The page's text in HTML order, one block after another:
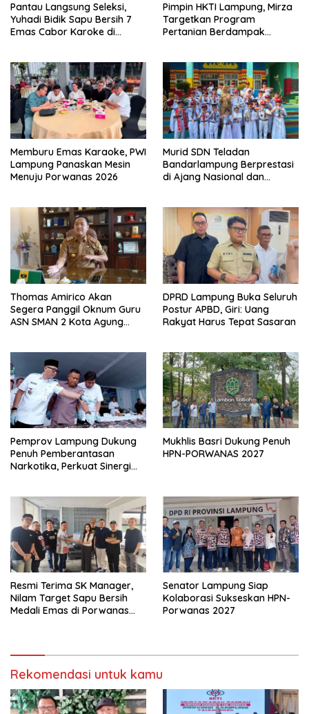
Pantau Langsung Seleksi,
Yuhadi Bidik Sapu Bersih 7
Emas Cabor Karoke di
Pimpin HKTI Lampung, Mirza
Targetkan Program
Pertanian Berdampak
Memburu Emas Karaoke, PWI
Lampung Panaskan Mesin
Menuju Porwanas 2026
Murid SDN Teladan
Bandarlampung Berprestasi
di Ajang Nasional dan
Thomas Amirico Akan
Segera Panggil Oknum Guru
ASN SMAN 2 Kota Agung
DPRD Lampung Buka Seluruh
Postur APBD, Giri: Uang
Rakyat Harus Tepat Sasaran
Pemprov Lampung Dukung
Penuh Pemberantasan
Narkotika, Perkuat Sinergi
Mukhlis Basri Dukung Penuh
HPN-PORWANAS 2027
Resmi Terima SK Manager,
Nilam Target Sapu Bersih
Medali Emas di Porwanas
Senator Lampung Siap
Kolaborasi Sukseskan HPN-
Porwanas 2027
Rekomendasi untuk kamu